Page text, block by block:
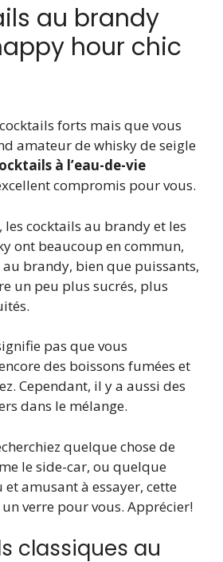
au brandy
hour chic
forts mais que vous
amateur de whisky de seigle
à l’eau-de-vie
compromis pour vous.
les cocktails au brandy et les
ont beaucoup en commun,
brandy, bien que puissants,
un peu plus sucrés, plus
pas que vous
des boissons fumées et
Cependant, il y a aussi des
dans le mélange.
quelque chose de
le side-car, ou quelque
et amusant à essayer, cette
verre pour vous. Apprécier!
classiques au